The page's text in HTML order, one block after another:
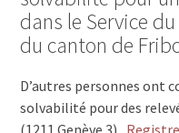
1673 Gillarens
1673 Ecublens FR
1670 Ursy
1670 Esmonts
1670 Bionnens
dans le Service
du canton de
D’autres personnes ont
solvabilité pour des
(1211 Genève 3) ,